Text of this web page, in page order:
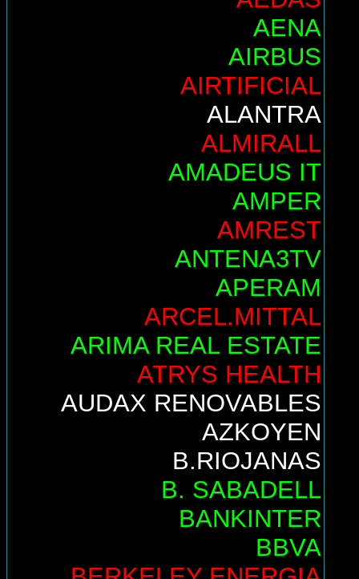
AENA
AIRBUS
AIRTIFICIAL
ALANTRA
ALMIRALL
AMADEUS IT
AMPER
AMREST
ANTENA3TV
APERAM
ARCEL.MITTAL
ARIMA REAL ESTATE
ATRYS HEALTH
AUDAX RENOVABLES
AZKOYEN
B.RIOJANAS
B. SABADELL
BANKINTER
BBVA